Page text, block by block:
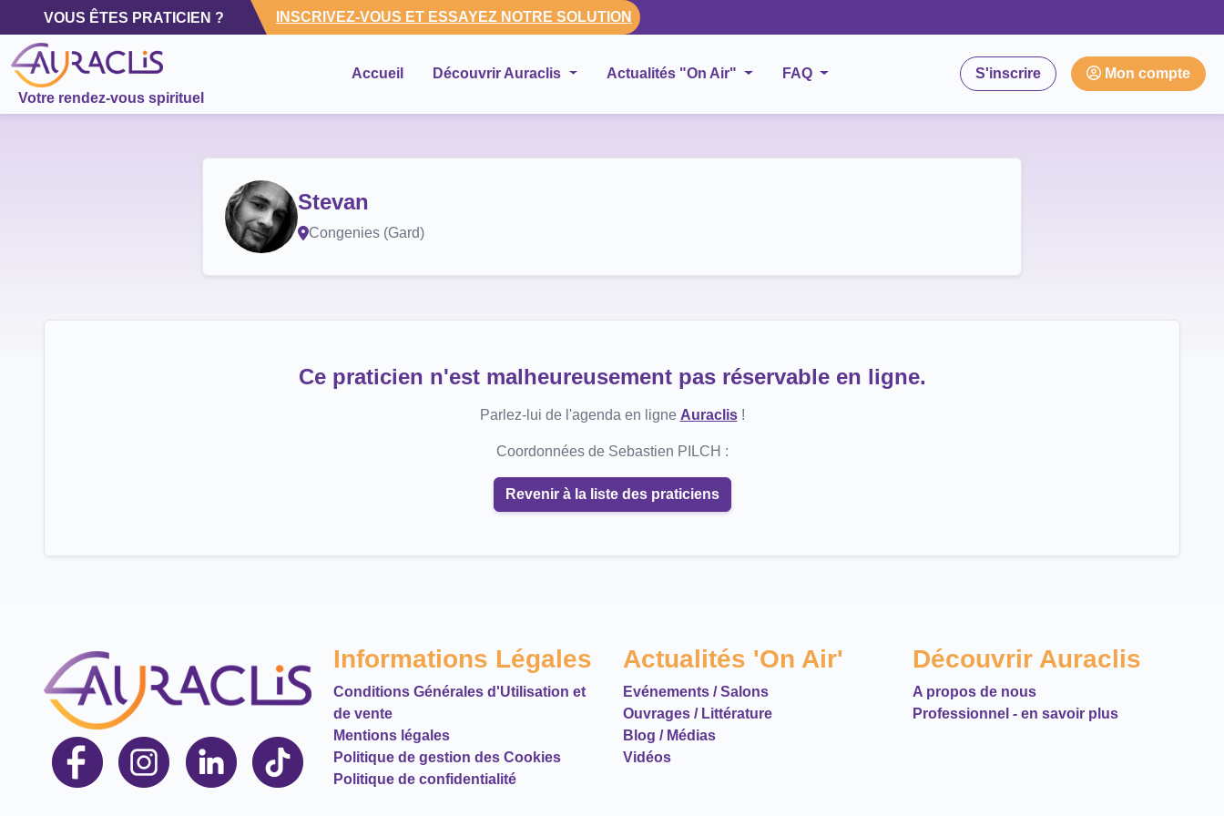
VOUS ÊTES PRATICIEN ? INSCRIVEZ-VOUS ET ESSAYEZ NOTRE SOLUTION
Votre rendez-vous spirituel
Accueil Découvrir Auraclis Actualités "On Air" FAQ S'inscrire Mon compte
Stevan
Congenies (Gard)
Ce praticien n'est malheureusement pas réservable en ligne.
Parlez-lui de l'agenda en ligne Auraclis!
Coordonnées de Sebastien PILCH :
Revenir à la liste des praticiens
Informations Légales
Conditions Générales d'Utilisation et
de vente
Mentions légales
Politique de gestion des Cookies
Politique de confidentialité
Actualités 'On Air'
Evénements / Salons
Ouvrages / Littérature
Blog / Médias
Vidéos
Découvrir Auraclis
A propos de nous
Professionnel - en savoir plus